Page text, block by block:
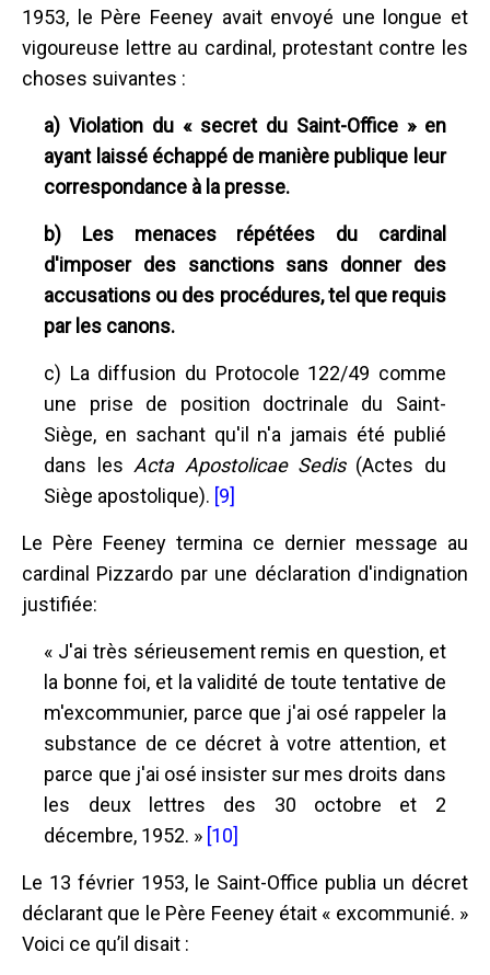
1953, le Père Feeney avait envoyé une longue et
vigoureuse lettre au cardinal, protestant contre les
choses suivantes :
a) Violation du « secret du Saint-Office » en
ayant laissé échappé de manière publique leur
correspondance à la presse.
b) Les menaces répétées du cardinal
d'imposer des sanctions sans donner des
accusations ou des procédures, tel que requis
par les canons.
c) La diffusion du Protocole 122/49 comme
une prise de position doctrinale du Saint-
Siège, en sachant qu'il n'a jamais été publié
dans les Acta Apostolicae Sedis(Actes du
Siège apostolique). [9]
Le Père Feeney termina ce dernier message au
cardinal Pizzardo par une déclaration d'indignation
justifiée:
« J'ai très sérieusement remis en question, et
la bonne foi, et la validité de toute tentative de
m'excommunier, parce que j'ai osé rappeler la
substance de ce décret à votre attention, et
parce que j'ai osé insister sur mes droits dans
les deux lettres des 30 octobre et 2
décembre, 1952. » [10]
Le 13 février 1953, le Saint-Office publia un décret
déclarant que le Père Feeney était « excommunié. »
Voici ce qu’il disait :